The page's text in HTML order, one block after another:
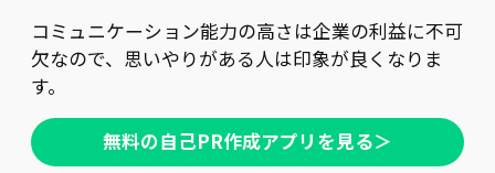
コミュニケーション能力の高さは企業の利益に不可
欠なので、思いやりがある人は印象が良くなりま
す。
無料の自己PR作成アプリを見る＞